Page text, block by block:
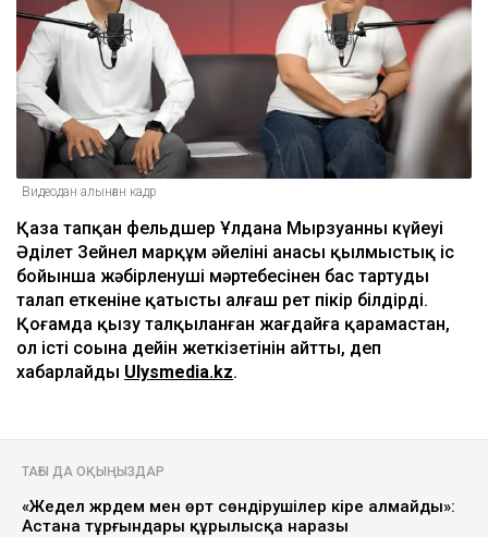
Видеодан алынған кадр
Қаза тапқан фельдшер Ұлдана Мырзуанның күйеуі
Әділет Зейнел марқұм әйелінің анасы қылмыстық іс
бойынша жәбірленуші мәртебесінен бас тартуды
талап еткеніне қатысты алғаш рет пікір білдірді.
Қоғамда қызу талқыланған жағдайға қарамастан,
ол істі соңына дейін жеткізетінін айтты, деп
хабарлайды Ulysmedia.kz.
ТАҒЫ ДА ОҚЫҢЫЗДАР
«Жедел жәрдем мен өрт сөндірушілер кіре алмайды»:
Астана тұрғындары құрылысқа наразы